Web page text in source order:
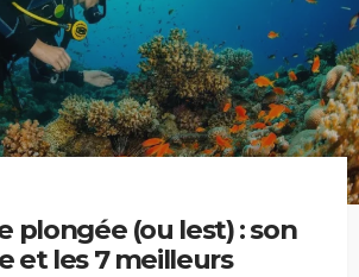
plongée (ou lest) : son
et les 7 meilleurs